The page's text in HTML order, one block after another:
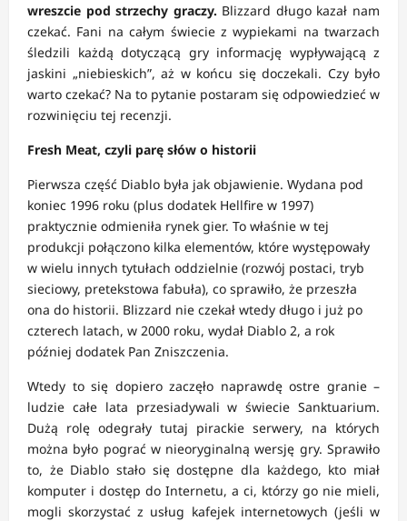
wreszcie pod strzechy graczy. Blizzard długo kazał nam
czekać. Fani na całym świecie z wypiekami na twarzach
śledzili każdą dotyczącą gry informację wypływającą z
jaskini „niebieskich”, aż w końcu się doczekali. Czy było
warto czekać? Na to pytanie postaram się odpowiedzieć w
rozwinięciu tej recenzji.
Fresh Meat, czyli parę słów o historii
Pierwsza część Diablo była jak objawienie. Wydana pod
koniec 1996 roku (plus dodatek Hellfire w 1997)
praktycznie odmieniła rynek gier. To właśnie w tej
produkcji połączono kilka elementów, które występowały
w wielu innych tytułach oddzielnie (rozwój postaci, tryb
sieciowy, pretekstowa fabuła), co sprawiło, że przeszła
ona do historii. Blizzard nie czekał wtedy długo i już po
czterech latach, w 2000 roku, wydał Diablo 2, a rok
później dodatek Pan Zniszczenia.
Wtedy to się dopiero zaczęło naprawdę ostre granie –
ludzie całe lata przesiadywali w świecie Sanktuarium.
Dużą rolę odegrały tutaj pirackie serwery, na których
można było pograć w nieoryginalną wersję gry. Sprawiło
to, że Diablo stało się dostępne dla każdego, kto miał
komputer i dostęp do Internetu, a ci, którzy go nie mieli,
mogli skorzystać z usług kafejek internetowych (jeśli w